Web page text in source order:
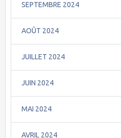
SEPTEMBRE 2024
AOÛT 2024
JUILLET 2024
JUIN 2024
MAI 2024
AVRIL 2024